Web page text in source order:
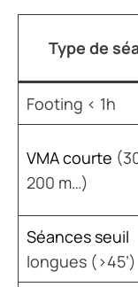
Type de
Footing < 1h
VMA courte
200 m…)
Séances seuil
longues (>45’)